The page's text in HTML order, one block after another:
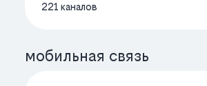
221 каналов
мобильная связь